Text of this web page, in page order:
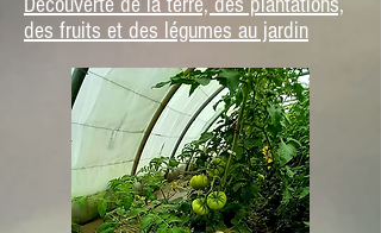
des fruits et des légumes au jardin